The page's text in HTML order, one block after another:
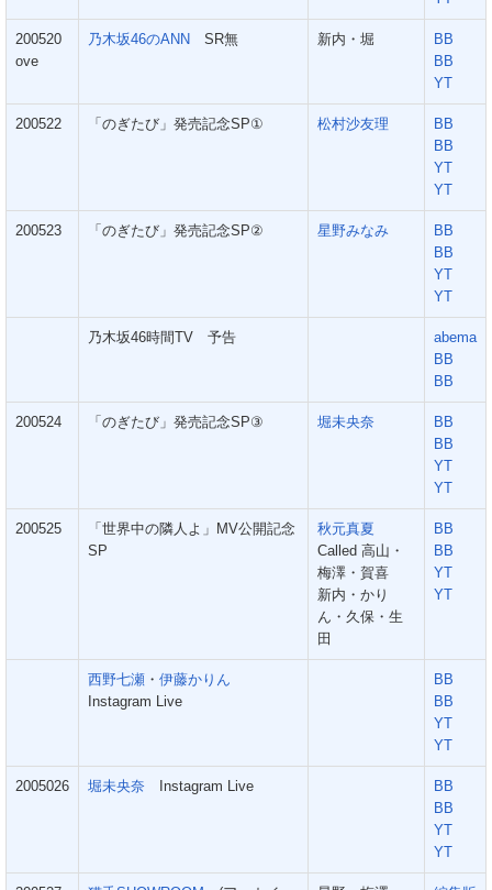
200520
ove
乃木坂46のANN SR無 新内・堀
BB
BB
YT
200522 「のぎたび」発売記念SP① 松村沙友理
BB
BB
YT
YT
200523 「のぎたび」発売記念SP② 星野みなみ
BB
BB
YT
YT
乃木坂46時間TV 予告
abema
BB
BB
200524 「のぎたび」発売記念SP③ 堀未央奈
BB
BB
YT
YT
200525
「世界中の隣人よ」MV公開記念
SP
秋元真夏
Called 高山・
梅澤・賀喜
新内・かり
ん・久保・生
田
BB
BB
YT
YT
西野七瀬 ・ 伊藤かりん
Instagram Live
BB
BB
YT
YT
2005026 堀未央奈 Instagram Live
BB
BB
YT
YT